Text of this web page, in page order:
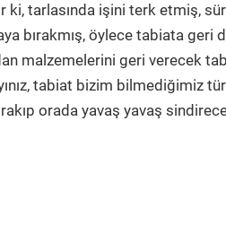
ki, tarlasında işini terk etmiş,
bırakmış, öylece tabiata geri
malzemelerini geri verecek
tabiat bizim bilmediğimiz
orada yavaş yavaş